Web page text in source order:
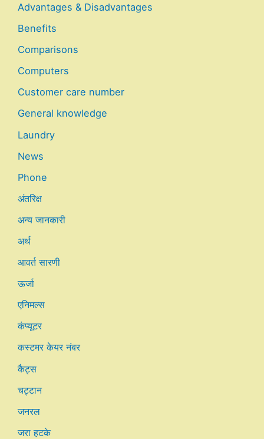
Advantages & Disadvantages
Benefits
Comparisons
Computers
Customer care number
General knowledge
Laundry
News
Phone
अंतरिक्ष
अन्य जानकारी
अर्थ
आवर्त सारणी
ऊर्जा
एनिमल्स
कंप्यूटर
कस्टमर केयर नंबर
कैट्स
चट्टान
जनरल
जरा हटके